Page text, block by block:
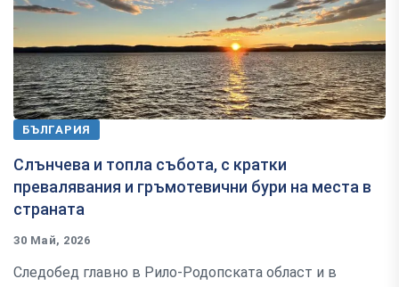
БЪЛГАРИЯ
Слънчева и топла събота, с кратки
превалявания и гръмотевични бури на места в
страната
30 Май, 2026
Следобед главно в Рило-Родопската област и в